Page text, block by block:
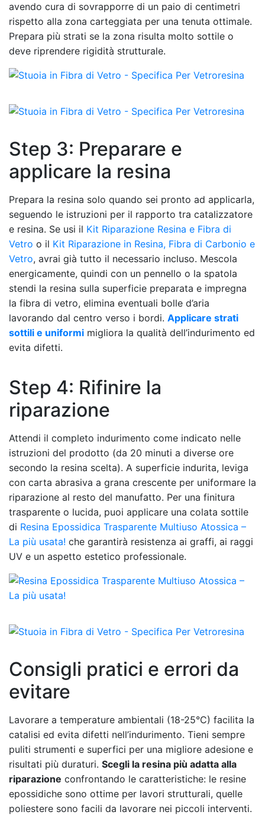
avendo cura di sovrapporre di un paio di centimetri
rispetto alla zona carteggiata per una tenuta ottimale.
Prepara più strati se la zona risulta molto sottile o
deve riprendere rigidità strutturale.
Step 3: Preparare e
applicare la resina
Prepara la resina solo quando sei pronto ad applicarla,
seguendo le istruzioni per il rapporto tra catalizzatore
e resina. Se usi il Kit Riparazione Resina e Fibra di
Vetro o il Kit Riparazione in Resina, Fibra di Carbonio e
Vetro, avrai già tutto il necessario incluso. Mescola
energicamente, quindi con un pennello o la spatola
stendi la resina sulla superficie preparata e impregna
la fibra di vetro, elimina eventuali bolle d’aria
lavorando dal centro verso i bordi. Applicare strati
sottili e uniformi migliora la qualità dell’indurimento ed
evita difetti.
Step 4: Rifinire la
riparazione
Attendi il completo indurimento come indicato nelle
istruzioni del prodotto (da 20 minuti a diverse ore
secondo la resina scelta). A superficie indurita, leviga
con carta abrasiva a grana crescente per uniformare la
riparazione al resto del manufatto. Per una finitura
trasparente o lucida, puoi applicare una colata sottile
di Resina Epossidica Trasparente Multiuso Atossica –
La più usata! che garantirà resistenza ai graffi, ai raggi
UV e un aspetto estetico professionale.
Consigli pratici e errori da
evitare
Lavorare a temperature ambientali (18-25°C) facilita la
catalisi ed evita difetti nell’indurimento. Tieni sempre
puliti strumenti e superfici per una migliore adesione e
risultati più duraturi. Scegli la resina più adatta alla
riparazione confrontando le caratteristiche: le resine
epossidiche sono ottime per lavori strutturali, quelle
poliestere sono facili da lavorare nei piccoli interventi.